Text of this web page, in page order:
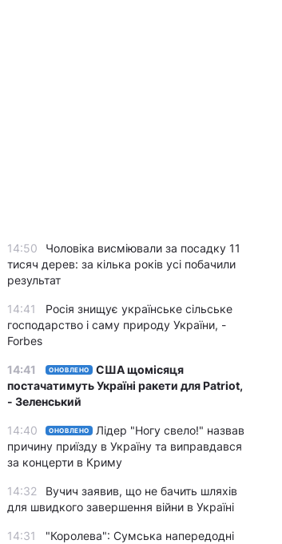
14:50
Чоловіка висміювали за посадку 11
тисяч дерев: за кілька років усі побачили
результат
14:41
Росія знищує українське сільське
господарство і саму природу України, -
Forbes
14:41 ОНОВЛЕНО
США щомісяця
постачатимуть Україні ракети для Patriot,
- Зеленський
14:40 ОНОВЛЕНО
Лідер "Ногу свело!" назвав
причину приїзду в Україну та виправдався
за концерти в Криму
14:32
Вучич заявив, що не бачить шляхів
для швидкого завершення війни в Україні
14:31
"Королева": Сумська напередодні